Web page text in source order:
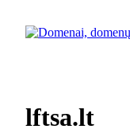
lftsa.lt